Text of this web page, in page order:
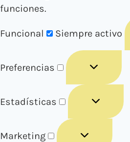
funciones.
Funcional Siempre activo
Preferencias
Estadísticas
Marketing